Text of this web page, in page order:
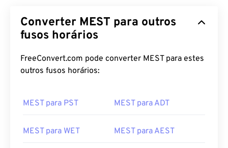
Converter MEST para outros
fusos horários
FreeConvert.com pode converter MEST para estes
outros fusos horários:
MEST para PST MEST para ADT
MEST para WET MEST para AEST